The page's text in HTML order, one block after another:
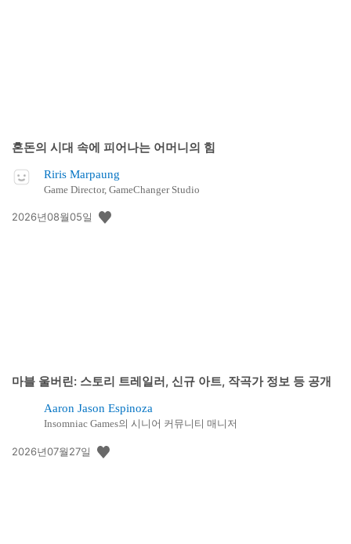
혼돈의 시대 속에 피어나는 어머니의 힘
Riris Marpaung
Game Director, GameChanger Studio
공
2026년08월05일
마블 울버린: 스토리 트레일러, 신규 아트, 작곡가 정보 등 공개
Aaron Jason Espinoza
Insomniac Games의 시니어 커뮤니티 매니저
공
2026년07월27일